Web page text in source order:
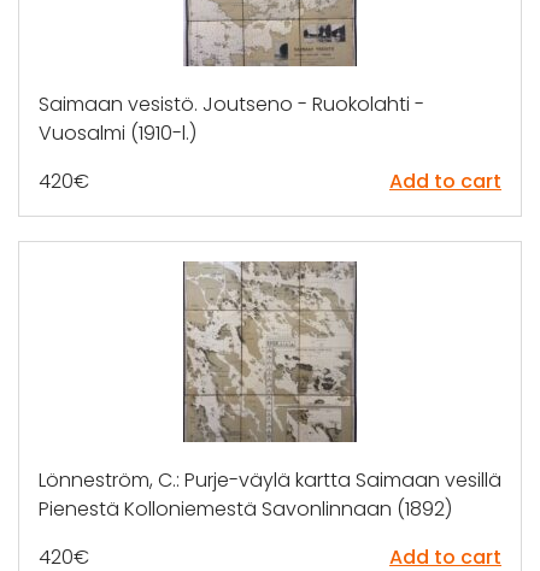
Saimaan vesistö. Joutseno - Ruokolahti -
Vuosalmi (1910-l.)
420€ Add to cart
Lönneström, C.: Purje-väylä kartta Saimaan vesillä
Pienestä Kolloniemestä Savonlinnaan (1892)
420€ Add to cart